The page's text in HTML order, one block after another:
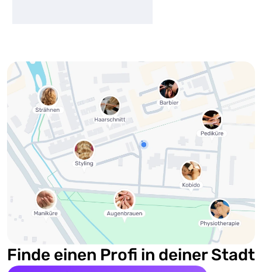
Finde einen Profi in deiner Stadt